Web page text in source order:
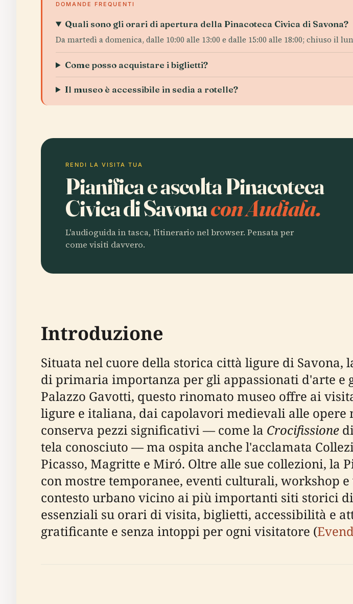
DOMANDE FREQUENTI
Quali sono gli orari di apertura della Pinacoteca Civica di Savona?
Da martedì a domenica, dalle 10:00 alle 13:00 e dalle 15:00 alle 18:00; chiuso il
Come posso acquistare i biglietti?
Il museo è accessibile in sedia a rotelle?
RENDI LA VISITA TUA
Pianifica e ascolta Pinacoteca
Civica di Savonacon Audiala.
L'audioguida in tasca, l'itinerario nel browser. Pensata per
come visiti davvero.
Introduzione
Situata nel cuore della storica città ligure di Savona,
di primaria importanza per gli appassionati d'arte e
Palazzo Gavotti, questo rinomato museo offre ai
ligure e italiana, dai capolavori medievali alle opere
conserva pezzi significativi — come la Crocifissione
tela conosciuto — ma ospita anche l'acclamata
Picasso, Magritte e Miró. Oltre alle sue collezioni, la
con mostre temporanee, eventi culturali, workshop
contesto urbano vicino ai più importanti siti storici
essenziali su orari di visita, biglietti, accessibilità e
gratificante e senza intoppi per ogni visitatore (